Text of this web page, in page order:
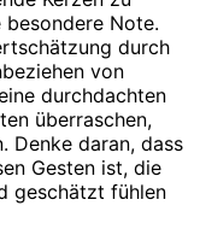
besondere Note.
durch
von
durchdachten
überraschen,
Denke daran, dass
Gesten ist, die
geschätzt fühlen